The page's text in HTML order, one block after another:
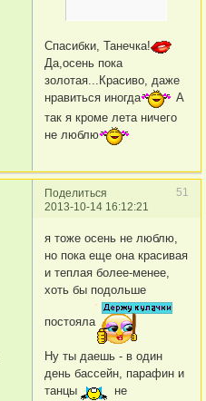
Спасибки, Танечка!
Да,осень пока
золотая...Красиво, даже
нравиться иногда
А
так я кроме лета ничего
не люблю
Поделиться
51
2013-10-14 16:12:21
я тоже осень не люблю,
но пока еще она красивая
и теплая более-менее,
хоть бы подольше
постояла
Ну ты даешь - в один
день бассейн, парафин и
танцы
не